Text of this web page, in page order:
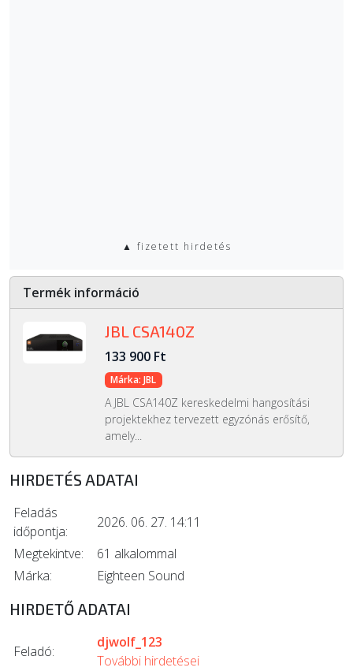
▲ fizetett hirdetés
Termék információ
JBL CSA140Z
133 900 Ft
Márka: JBL
A JBL CSA140Z kereskedelmi hangosítási
projektekhez tervezett egyzónás erősítő,
amely...
HIRDETÉS ADATAI
Feladás
időpontja:
2026. 06. 27. 14:11
Megtekintve:
61 alkalommal
Márka:
Eighteen Sound
HIRDETŐ ADATAI
Feladó:
djwolf_123
További hirdetései